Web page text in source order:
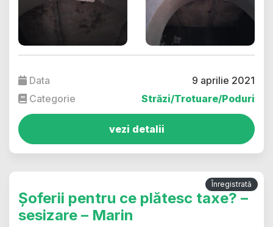
Data
9 aprilie 2021
Categorie
Străzi/Trotuare/Poduri
vezi detalii
Înregistrată
Șoferii pentru ce plătesc taxe? –
sesizare – Marin